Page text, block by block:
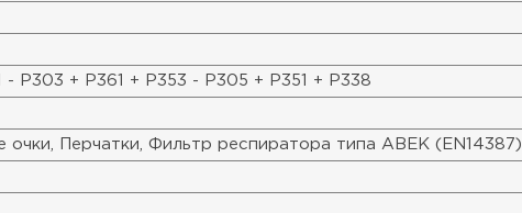
P303 + P361 + P353 - P305 + P351 + P338
Перчатки, Фильтр респиратора типа ABEK (EN14387)